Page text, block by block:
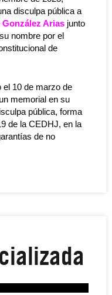
disculpa pública a
Arias junto
nombre por el
de
el 10 de marzo de
memorial en su
pública, forma
de la CEDHJ, en la
de no